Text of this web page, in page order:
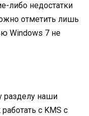
либо недостатки
отметить лишь
Windows 7 не
разделу наши
с KMS с